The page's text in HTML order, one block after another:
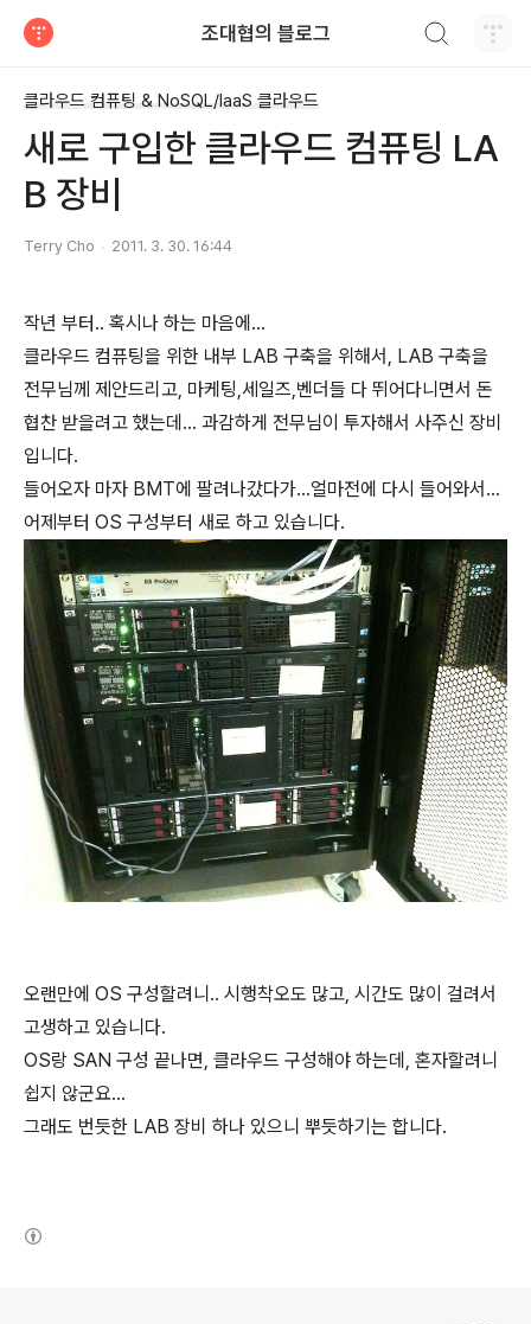
조대협의 블로그
클라우드 컴퓨팅 & NoSQL/IaaS 클라우드
새로 구입한 클라우드 컴퓨팅 LA
B 장비
Terry Cho 2011. 3. 30. 16:44
작년 부터.. 혹시나 하는 마음에...
클라우드 컴퓨팅을 위한 내부 LAB 구축을 위해서, LAB 구축을
전무님께 제안드리고, 마케팅,세일즈,벤더들 다 뛰어다니면서 돈
협찬 받을려고 했는데... 과감하게 전무님이 투자해서 사주신 장비
입니다.
들어오자 마자 BMT에 팔려나갔다가...얼마전에 다시 들어와서...
어제부터 OS 구성부터 새로 하고 있습니다.
오랜만에 OS 구성할려니.. 시행착오도 많고, 시간도 많이 걸려서
고생하고 있습니다.
OS랑 SAN 구성 끝나면, 클라우드 구성해야 하는데, 혼자할려니
쉽지 않군요...
그래도 번듯한 LAB 장비 하나 있으니 뿌듯하기는 합니다.